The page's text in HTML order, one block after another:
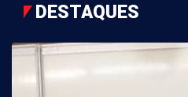
DESTAQUES